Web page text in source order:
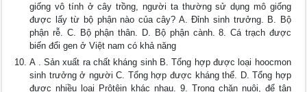
giống vô tính ở cây trồng, người ta thường sử dụng mô giống
được lấy từ bộ phận nào của cây? A. Đỉnh sinh trưởng. B. Bộ
phận rễ. C. Bộ phận thân. D. Bộ phận cành. 8. Cá trạch được
biến đổi gen ở Việt nam có khả năng
A . Sản xuất ra chất kháng sinh B. Tổng hợp được loại hoocmon
sinh trưởng ở người C. Tổng hợp được kháng thể. D. Tổng hợp
được nhiều loại Prôtêin khác nhau. 9. Trong chăn nuôi, để tận